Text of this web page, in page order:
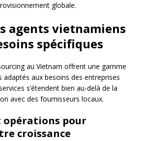
globale.
agents vietnamiens
spécifiques
au Vietnam offrent une gamme
adaptés aux besoins des entreprises
s’étendent bien au-delà de la
avec des fournisseurs locaux.
opérations pour
croissance